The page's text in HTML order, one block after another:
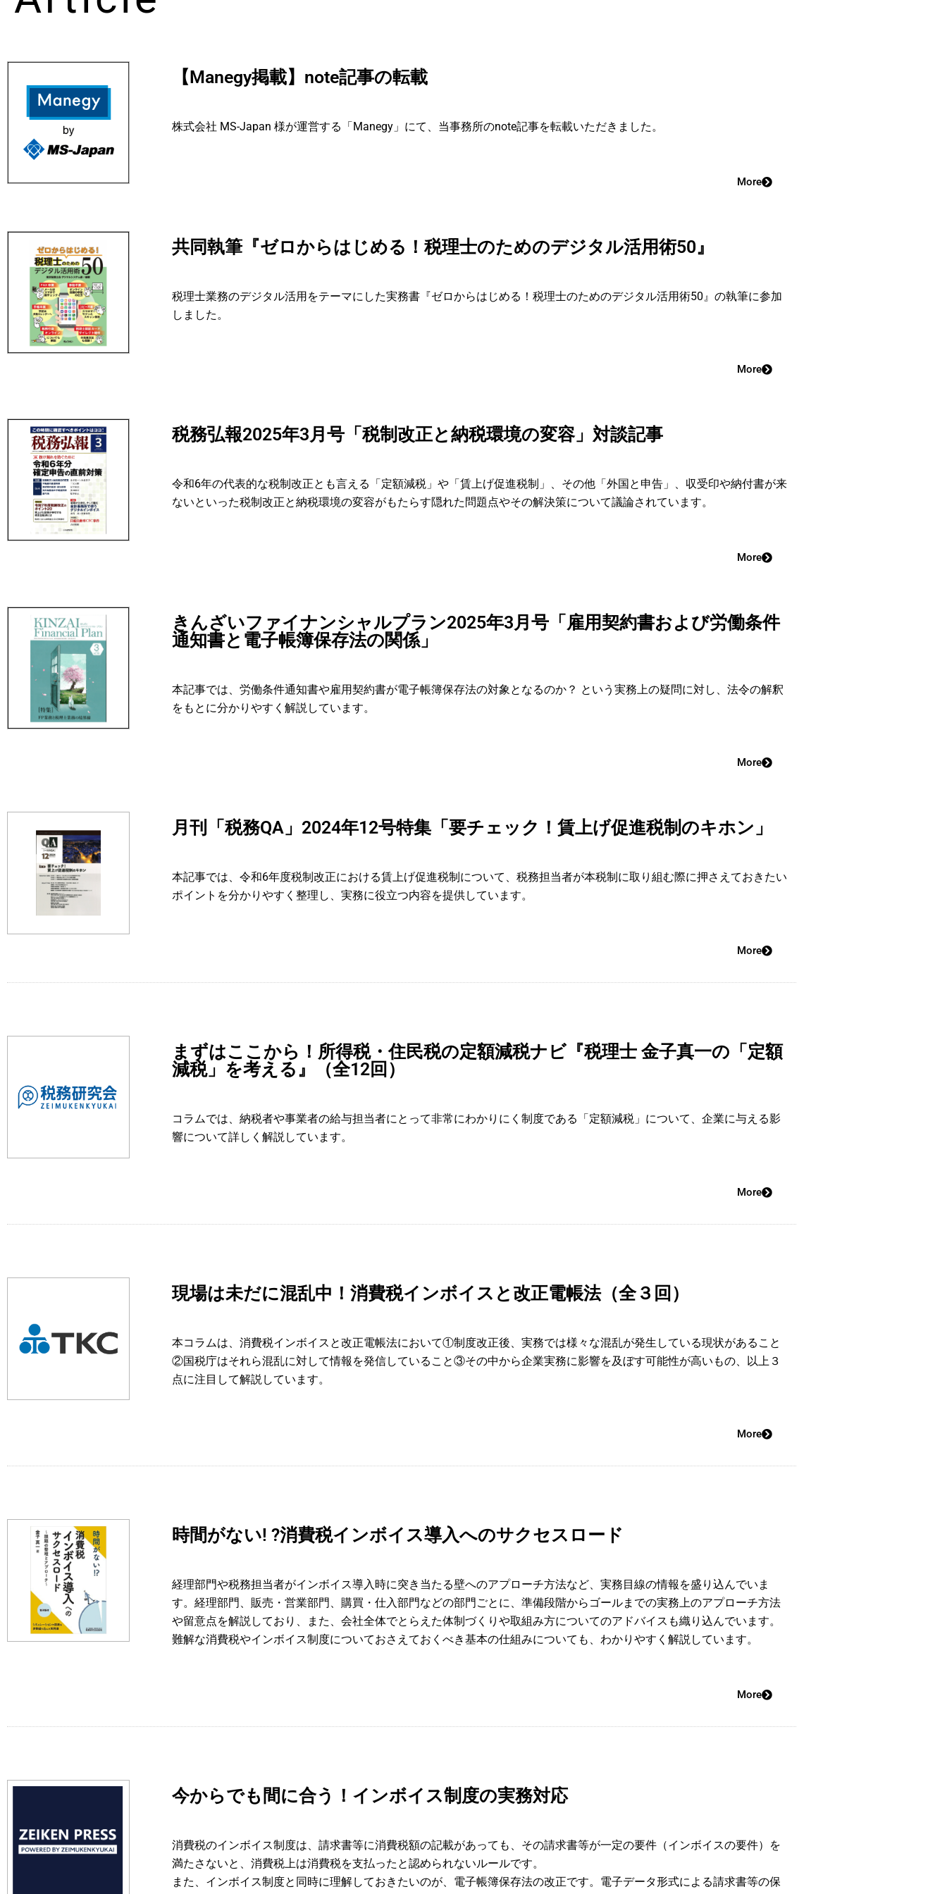
【Manegy掲載】note記事の転載
株式会社 MS-Japan 様が運営する「Manegy」にて、当事務所のnote記事を転載いただきました。
More
共同執筆『ゼロからはじめる！税理士のためのデジタル活用術50』
税理士業務のデジタル活用をテーマにした実務書『ゼロからはじめる！税理士のためのデジタル活用術50』の執筆に参加
しました。
More
税務弘報2025年3月号「税制改正と納税環境の変容」対談記事
令和6年の代表的な税制改正とも言える「定額減税」や「賃上げ促進税制」、その他「外国と申告」、収受印や納付書が来
ないといった税制改正と納税環境の変容がもたらす隠れた問題点やその解決策について議論されています。
More
きんざいファイナンシャルプラン2025年3月号「雇用契約書および労働条件
通知書と電子帳簿保存法の関係」
本記事では、労働条件通知書や雇用契約書が電子帳簿保存法の対象となるのか？ という実務上の疑問に対し、法令の解釈
をもとに分かりやすく解説しています。
More
月刊「税務QA」2024年12号特集「要チェック！賃上げ促進税制のキホン」
本記事では、令和6年度税制改正における賃上げ促進税制について、税務担当者が本税制に取り組む際に押さえておきたい
ポイントを分かりやすく整理し、実務に役立つ内容を提供しています。
More
まずはここから！所得税・住民税の定額減税ナビ『税理士 金子真一の「定額
減税」を考える』（全12回）
コラムでは、納税者や事業者の給与担当者にとって非常にわかりにく制度である「定額減税」について、企業に与える影
響について詳しく解説しています。
More
現場は未だに混乱中！消費税インボイスと改正電帳法（全３回）
本コラムは、消費税インボイスと改正電帳法において①制度改正後、実務では様々な混乱が発生している現状があること
②国税庁はそれら混乱に対して情報を発信していること③その中から企業実務に影響を及ぼす可能性が高いもの、以上３
点に注目して解説しています。
More
時間がない! ?消費税インボイス導入へのサクセスロード
経理部門や税務担当者がインボイス導入時に突き当たる壁へのアプローチ方法など、実務目線の情報を盛り込んでいま
す。経理部門、販売・営業部門、購買・仕入部門などの部門ごとに、準備段階からゴールまでの実務上のアプローチ方法
や留意点を解説しており、また、会社全体でとらえた体制づくりや取組み方についてのアドバイスも織り込んでいます。
難解な消費税やインボイス制度についておさえておくべき基本の仕組みについても、わかりやすく解説しています。
More
今からでも間に合う！インボイス制度の実務対応
消費税のインボイス制度は、請求書等に消費税額の記載があっても、その請求書等が一定の要件（インボイスの要件）を
満たさないと、消費税上は消費税を支払ったと認められないルールです。
また、インボイス制度と同時に理解しておきたいのが、電子帳簿保存法の改正です。電子データ形式による請求書等の保